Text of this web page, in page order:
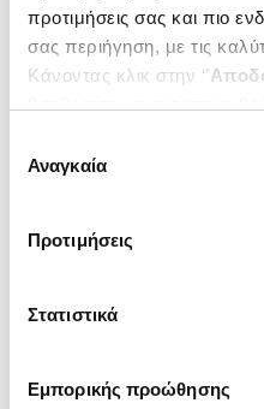
προτιμήσεις σας και πιο
σας περιήγηση, με τις
Κάνοντας κλικ στην ‘’
ενδιαφέρουν και να
συγκατάθεσης
Αναγκαία
Προτιμήσεις
Στατιστικά
Εμπορικής προώθησης